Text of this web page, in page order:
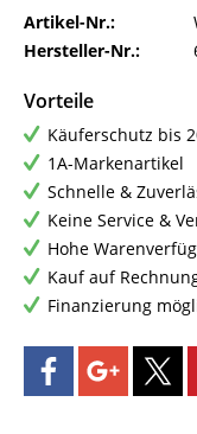
Artikel-Nr.:
Hersteller-Nr.:
Vorteile
Käuferschutz bis
1A-Markenartikel
Schnelle &
Keine Service &
Hohe
Kauf auf
Finanzierung